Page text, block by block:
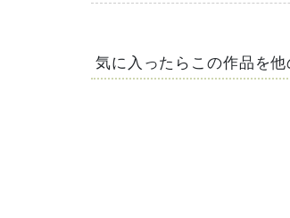
気に入ったらこの作品を